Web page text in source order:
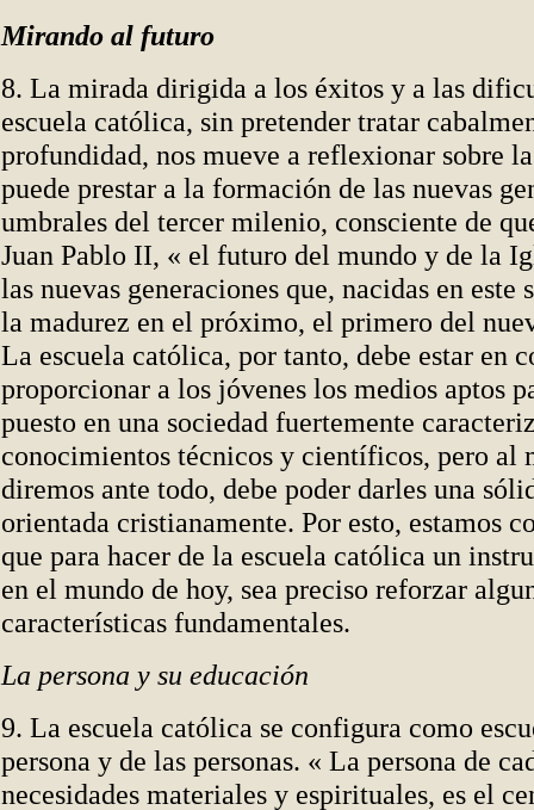
Mirando al futuro
8. La mirada dirigida a los éxitos y a las
escuela católica, sin pretender tratar
profundidad, nos mueve a reflexionar sobre
puede prestar a la formación de las nuevas
umbrales del tercer milenio, consciente de
Juan Pablo II, « el futuro del mundo y de la
las nuevas generaciones que, nacidas en este
la madurez en el próximo, el primero del
La escuela católica, por tanto, debe estar en
proporcionar a los jóvenes los medios aptos
puesto en una sociedad fuertemente
conocimientos técnicos y científicos, pero al
diremos ante todo, debe poder darles una
orientada cristianamente. Por esto, estamos
que para hacer de la escuela católica un
en el mundo de hoy, sea preciso reforzar
características fundamentales.
La persona y su educación
9. La escuela católica se configura como
persona y de las personas. « La persona de
necesidades materiales y espirituales, es el